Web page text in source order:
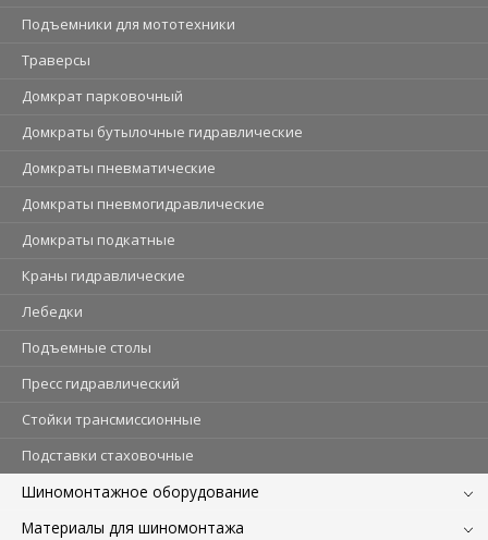
Подъемники для мототехники
Траверсы
Домкрат парковочный
Домкраты бутылочные гидравлические
Домкраты пневматические
Домкраты пневмогидравлические
Домкраты подкатные
Краны гидравлические
Лебедки
Подъемные столы
Пресс гидравлический
Стойки трансмиссионные
Подставки стаховочные
Шиномонтажное оборудование
Материалы для шиномонтажа